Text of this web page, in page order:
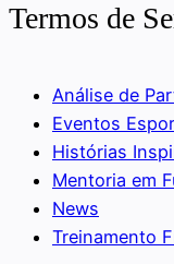
Termos de
Análise de
Eventos
Histórias
Mentoria em
News
Treinamento